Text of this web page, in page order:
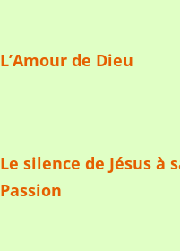
L’Amour de Dieu
Le silence de Jésus à
Passion